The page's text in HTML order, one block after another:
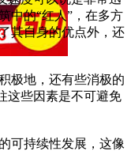
中的“红人”，在多方
其自身的优点外，还
极地，还有些消极的
这些因素是不可避免
可持续性发展，这像